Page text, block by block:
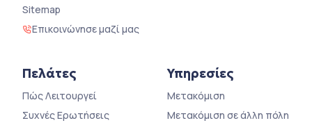
Sitemap
Επικοινώνησε μαζί μας
Πελάτες
Πώς Λειτουργεί
Συχνές Ερωτήσεις
Υπηρεσίες
Μετακόμιση
Μετακόμιση σε άλλη πόλη